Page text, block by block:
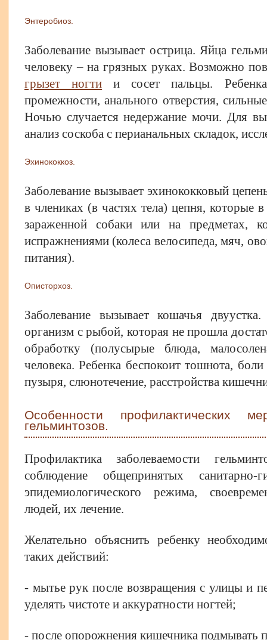
Энтеробиоз.
Заболевание вызывает острица. Яйца
человеку – на грязных руках. Возможно
грызет ногти и сосет пальцы.
промежности, анального отверстия,
Ночью случается недержание мочи. Для
анализ соскоба с перианальных складок,
Эхинококкоз.
Заболевание вызывает эхинококковый
в члениках (в частях тела) цепня, которые
зараженной собаки или на предметах,
испражнениями (колеса велосипеда, мяч,
питания).
Описторхоз.
Заболевание вызывает кошачья
организм с рыбой, которая не прошла
обработку (полусырые блюда,
человека. Ребенка беспокоит тошнота,
пузыря, слюнотечение, расстройства
Особенности профилактических
гельминтозов.
Профилактика заболеваемости
соблюдение общепринятых санитарно-
эпидемиологического режима,
людей, их лечение.
Желательно объяснить ребенку
таких действий:
- мытье рук после возвращения с улицы и
уделять чистоте и аккуратности ногтей;
- после опорожнения кишечника подмывать